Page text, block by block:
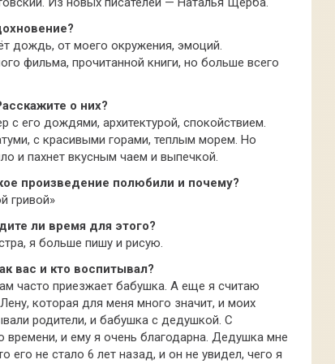
дождь, от моего окружения, эмоций.
фильма, прочитанной книги, но больше всего
о них?
с его дождями, архитектурой, спокойствием.
с красивыми горами, теплым морем. Но
и пахнет вкусным чаем и выпечкой.
произведение полюбили и почему?
гривой»
ли время для этого?
я больше пишу и рисую.
вас и кто воспитывал?
часто приезжает бабушка. А еще я считаю
которая для меня много значит, и моих
родители, и бабушка с дедушкой. С
и ему я очень благодарна. Дедушка мне
его не стало 6 лет назад, и он не увидел, чего я